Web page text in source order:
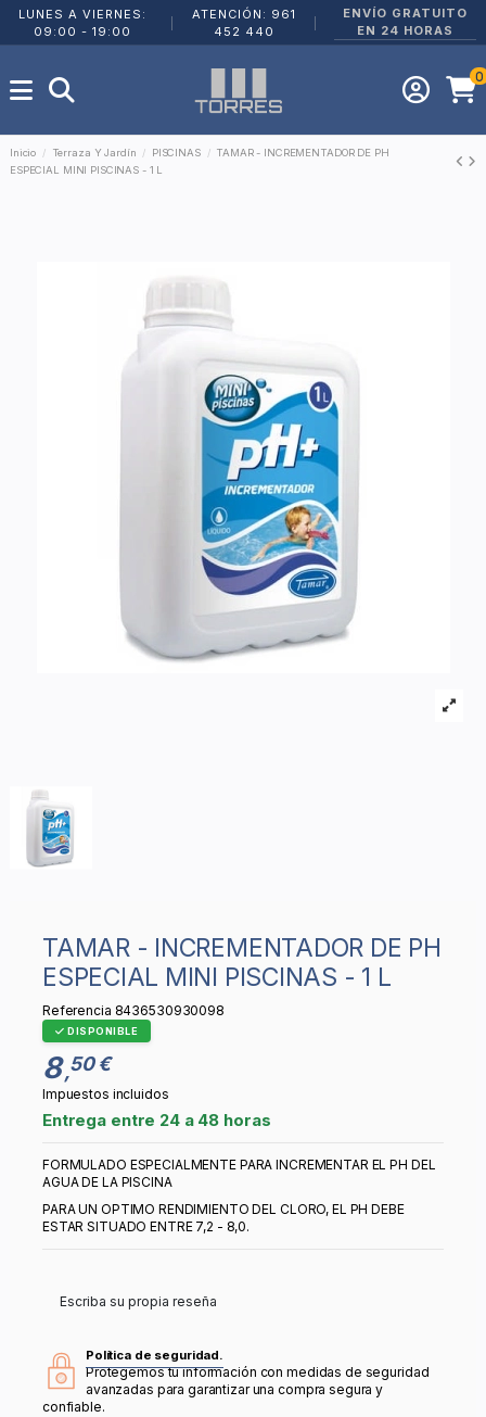
LUNES A VIERNES:
09:00 - 19:00
ATENCIÓN: 961
452 440
ENVÍO GRATUITO
EN 24 HORAS
0
Inicio Terraza Y Jardín PISCINAS
TAMAR - INCREMENTADOR DE PH
ESPECIAL MINI PISCINAS - 1 L
TAMAR - INCREMENTADOR DE PH
ESPECIAL MINI PISCINAS - 1 L
Referencia 8436530930098
DISPONIBLE
8,50 €
Impuestos incluidos
Entrega entre 24 a 48 horas
FORMULADO ESPECIALMENTE PARA INCREMENTAR EL PH DEL
AGUA DE LA PISCINA
PARA UN OPTIMO RENDIMIENTO DEL CLORO, EL PH DEBE
ESTAR SITUADO ENTRE 7,2 - 8,0.
Escriba su propia reseña
Política de seguridad.
Protegemos tu información con medidas de seguridad
avanzadas para garantizar una compra segura y
confiable.